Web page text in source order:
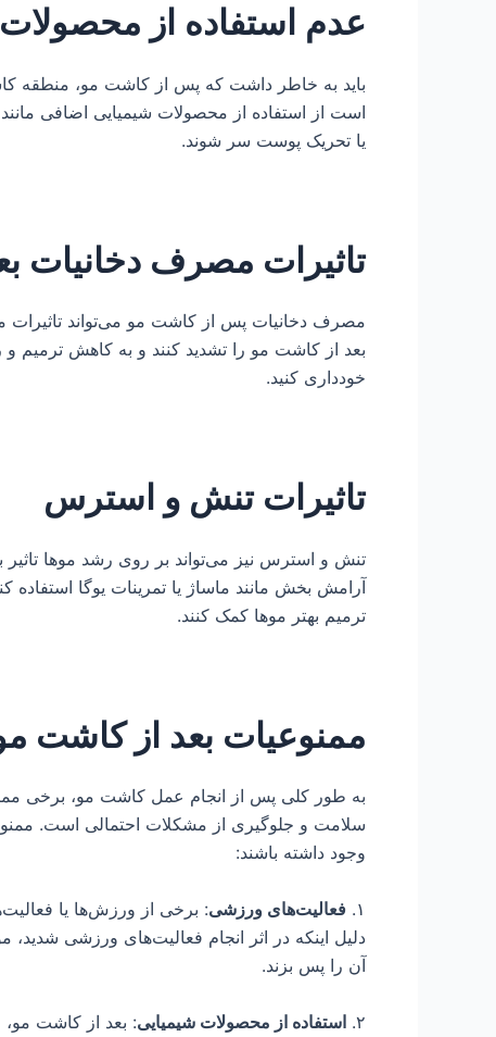
عدم استفاده از
باید به خاطر داشت که پس از کاشت مو، منطقه
است از استفاده از محصولات شیمیایی اضافی
یا تحریک پوست سر شوند.
تاثیرات مصرف دخانیات
مصرف دخانیات پس از کاشت مو می‌تواند تاثیرات
بعد از کاشت مو را تشدید کنند و به کاهش ترمیم
خودداری کنید.
تاثیرات تنش و استرس
تنش و استرس نیز می‌تواند بر روی رشد موها
آرامش بخش مانند ماساژ یا تمرینات یوگا
ترمیم بهتر موها کمک کنند.
ممنوعیات بعد از کاشت
به طور کلی پس از انجام عمل کاشت مو، برخی
سلامت و جلوگیری از مشکلات احتمالی است.
وجود داشته باشند:
۱. فعالیت‌های ورزشی: برخی از ورزش‌ها یا
دلیل اینکه در اثر انجام فعالیت‌های ورزشی
آن را پس بزند.
۲. استفاده از محصولات شیمیایی: بعد از کاشت